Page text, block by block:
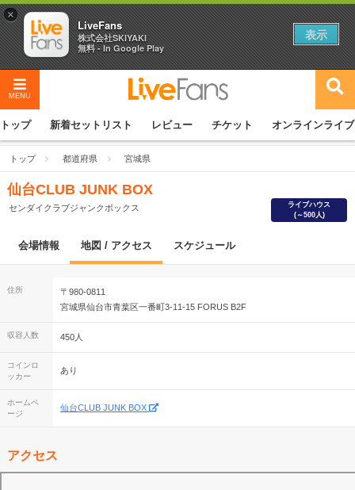
MENU
トップ 新着セットリスト レビュー チケット オンラインライブ
トップ 都道府県 宮城県
仙台CLUB JUNK BOX
センダイクラブジャンクボックス
ライブハウス
(～500人)
会場情報 地図 / アクセス スケジュール
住所
〒980-0811
宮城県仙台市青葉区一番町3-11-15 FORUS B2F
収容人数 450人
コインロ
ッカー
あり
ホームペ
ージ
仙台CLUB JUNK BOX
アクセス
×
LiveFans
株式会社SKIYAKI
無料 - In Google Play
表示